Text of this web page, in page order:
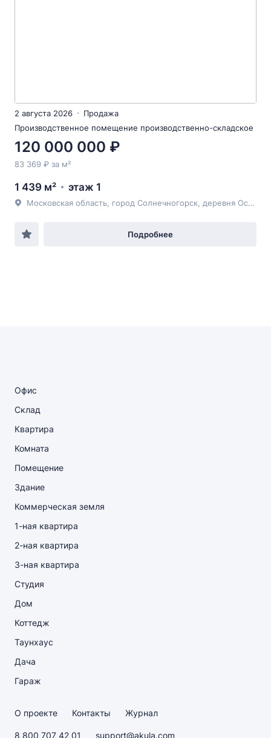
2 августа 2026
Продажа
Производственное помещение производственно-складское
120 000 000 ₽
83 369 ₽ за м²
1 439 м² этаж 1
Московская область, город Солнечногорск, деревня Осипово, дом 42а,
Подробнее
Офис
Склад
Квартира
Комната
Помещение
Здание
Коммерческая земля
1-ная квартира
2-ная квартира
3-ная квартира
Студия
Дом
Коттедж
Таунхаус
Дача
Гараж
О проекте Контакты Журнал
8 800 707 42 01 support@akula.com